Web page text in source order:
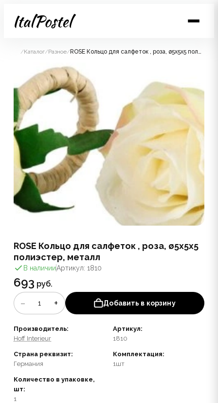
/Каталог/Разное/ ROSE Кольцо для салфеток , роза, ø5x5x5 полиэстер, металл
ROSE Кольцо для салфеток , роза, ø5x5x5
полиэстер, металл
В наличииАртикул: 1810
693 руб.
− 1 + Добавить в корзину
Производитель:
Hoff Interieur
Артикул:
1810
Страна реквизит:
Германия
Комплектация:
1шт
Количество в упаковке,
шт:
1